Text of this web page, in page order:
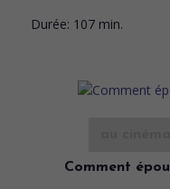
Durée: 107 min.
Comment